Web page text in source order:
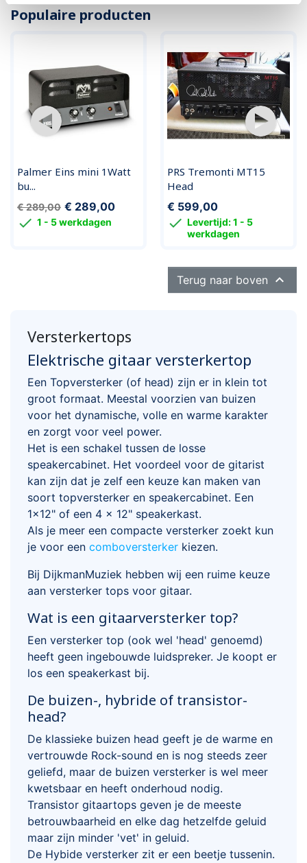
Populaire producten
Palmer Eins mini 1Watt
bu...
€ 289,00 € 289,00
 1 - 5 werkdagen
PRS Tremonti MT15
Head
€ 599,00
 Levertijd: 1 - 5
werkdagen
Terug naar boven 
Versterkertops
Elektrische gitaar versterkertop
Een Topversterker (of head) zijn er in klein tot
groot formaat. Meestal voorzien van buizen
voor het dynamische, volle en warme karakter
en zorgt voor veel power.
Het is een schakel tussen de losse
speakercabinet. Het voordeel voor de gitarist
kan zijn dat je zelf een keuze kan maken van
soort topversterker en speakercabinet. Een
1x12" of een 4 x 12" speakerkast.
Als je meer een compacte versterker zoekt kun
je voor een comboversterker kiezen.
Bij DijkmanMuziek hebben wij een ruime keuze
aan versterker tops voor gitaar.
Wat is een gitaarversterker top?
Een versterker top (ook wel 'head' genoemd)
heeft geen ingebouwde luidspreker. Je koopt er
los een speakerkast bij.
De buizen-, hybride of transistor-
head?
De klassieke buizen head geeft je de warme en
vertrouwde Rock-sound en is nog steeds zeer
geliefd, maar de buizen versterker is wel meer
kwetsbaar en heeft onderhoud nodig.
Transistor gitaartops geven je de meeste
betrouwbaarheid en elke dag hetzelfde geluid
maar zijn minder 'vet' in geluid.
De Hybide versterker zit er een beetje tussenin.